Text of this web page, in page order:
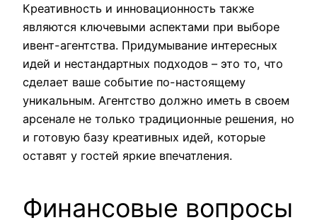
Креативность и инновационность также
являются ключевыми аспектами при выборе
ивент-агентства. Придумывание интересных
идей и нестандартных подходов – это то, что
сделает ваше событие по-настоящему
уникальным. Агентство должно иметь в своем
арсенале не только традиционные решения, но
и готовую базу креативных идей, которые
оставят у гостей яркие впечатления.
Финансовые вопросы